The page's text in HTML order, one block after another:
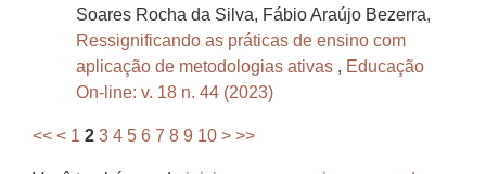
Soares Rocha da Silva, Fábio Araújo Bezerra,
Ressignificando as práticas de ensino com
aplicação de metodologias ativas , Educação
On-line: v. 18 n. 44 (2023)
<< < 1 2 3 4 5 6 7 8 9 10 > >>